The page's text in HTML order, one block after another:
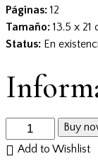
Páginas: 12
Tamaño: 13.5 x 21
Status: En
Buy
Add to Wishlist